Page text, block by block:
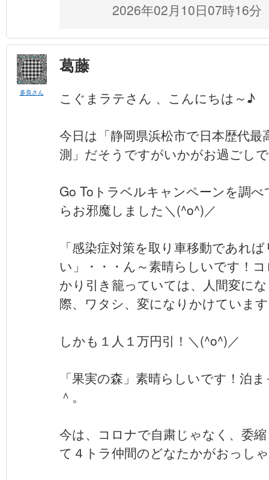
2026年02月10日07時16分
多良さん
葛藤
こぐまラテさん 、こんにちは～♪
今日は「静岡県浜松市で日本歴代
測」だそうですがいかがお過ごし
Go Toトラベルキャンペーンを調
らお邪魔しました＼(^o^)／
「感染症対策を取り車移動であれ
い」・・・ん～素晴らしいです！
かり引き籠っていては、人間変に
際、ワタシ、変になりかけていま
しかも１人１万円引！＼(^o^)／
「果実の森」素晴らしいです！泊
＾。
今は、コロナで自粛じゃなく、委
て４トラ仲間のどなたかがおっし